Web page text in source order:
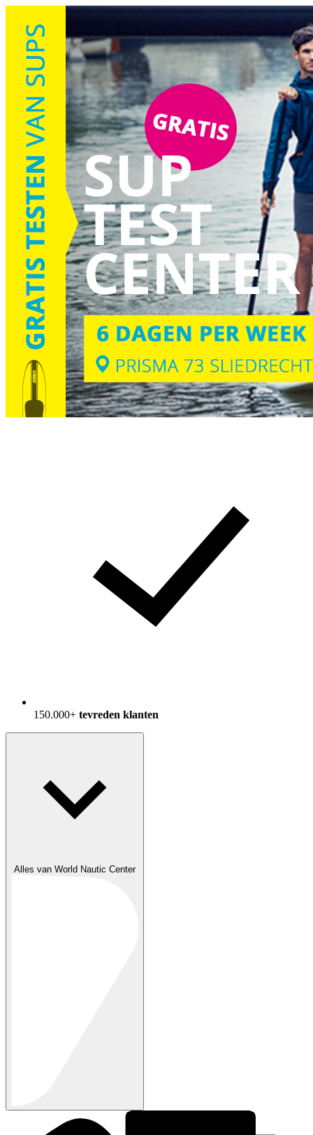
150.000+ tevreden klanten
Alles van World Nautic Center